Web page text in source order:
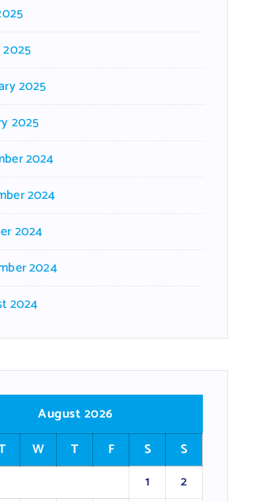
2025
2025
2025
2024
2024
2024
2024
2024
August 2026
W T F S
S
1
2